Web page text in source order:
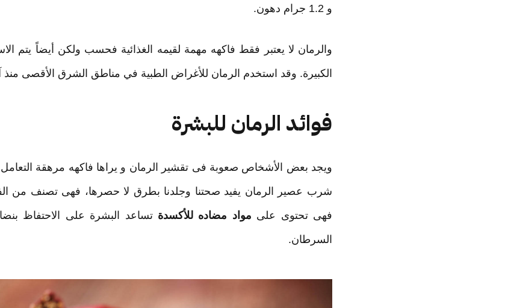
و 1.2 جرام دهون.
والرمان لا يعتبر فقط فاكهه مهمة لقيمه الغذائية فحسب ولكن أيضاً يتم
الكبيرة. وقد استخدم الرمان للأغراض الطبية في مناطق الشرق الأقصى منذ
فوائد الرمان للبشرة
ويجد بعض الأشخاص صعوبة فى تقشير الرمان و يراها فاكهه مرهقة
شرب عصير الرمان يفيد صحتنا وجلدنا بطرق لا حصرها، فهى تصنف من
فهى تحتوى على مواد مضاده للأكسدةتساعد البشرة على الاحتفاظ
السرطان.